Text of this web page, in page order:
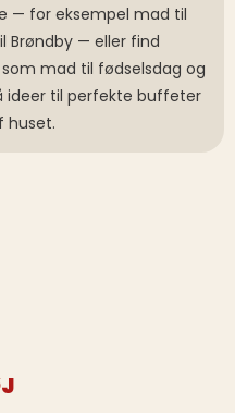
— for eksempel mad til
Brøndby — eller find
mad til fødselsdag og
ideer til perfekte buffeter
huset.